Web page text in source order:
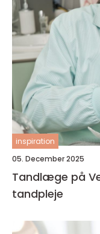
inspiration
05. December 2025
Tandlæge på
tandpleje